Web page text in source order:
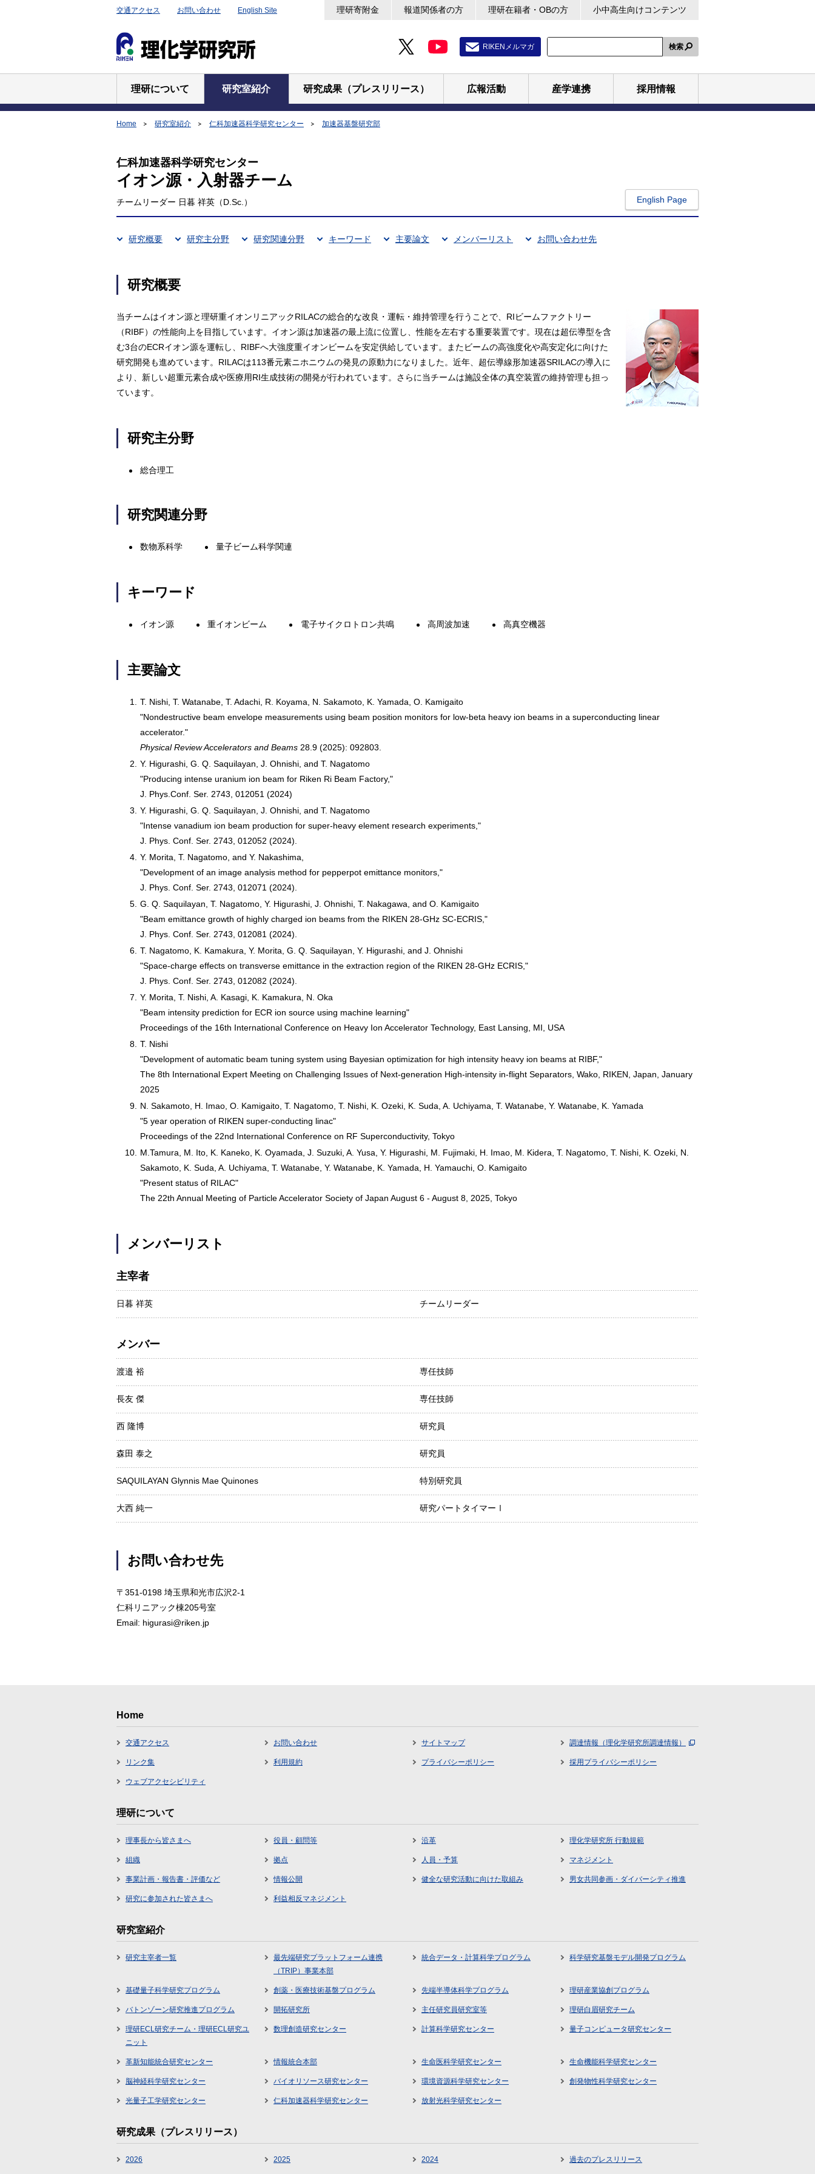
交通アクセス お問い合わせ English Site 理研寄附金 報道関係者の方 理研在籍者・OBの方 小中高生向けコンテンツ
RIKENメルマガ 検索
理研について 研究室紹介 研究成果（プレスリリース） 広報活動 産学連携 採用情報
Home 研究室紹介 仁科加速器科学研究センター 加速器基盤研究部
仁科加速器科学研究センター
イオン源・入射器チーム
チームリーダー 日暮 祥英（D.Sc.） English Page
研究概要 研究主分野 研究関連分野 キーワード 主要論文 メンバーリスト お問い合わせ先
研究概要
当チームはイオン源と理研重イオンリニアックRILACの総合的な改良・運転・維持管理を行うことで、RIビームファクトリー
（RIBF）の性能向上を目指しています。イオン源は加速器の最上流に位置し、性能を左右する重要装置です。現在は超伝導型を含
む3台のECRイオン源を運転し、RIBFへ大強度重イオンビームを安定供給しています。またビームの高強度化や高安定化に向けた
研究開発も進めています。RILACは113番元素ニホニウムの発見の原動力になりました。近年、超伝導線形加速器SRILACの導入に
より、新しい超重元素合成や医療用RI生成技術の開発が行われています。さらに当チームは施設全体の真空装置の維持管理も担っ
ています。
研究主分野
総合理工
研究関連分野
数物系科学 量子ビーム科学関連
キーワード
イオン源 重イオンビーム 電子サイクロトロン共鳴 高周波加速 高真空機器
主要論文
1.
T. Nishi, T. Watanabe, T. Adachi, R. Koyama, N. Sakamoto, K. Yamada, O. Kamigaito
"Nondestructive beam envelope measurements using beam position monitors for low-beta heavy ion beams in a superconducting linear
accelerator."
Physical Review Accelerators and Beams 28.9 (2025): 092803.
2.
Y. Higurashi, G. Q. Saquilayan, J. Ohnishi, and T. Nagatomo
"Producing intense uranium ion beam for Riken Ri Beam Factory,"
J. Phys.Conf. Ser. 2743, 012051 (2024)
3.
Y. Higurashi, G. Q. Saquilayan, J. Ohnishi, and T. Nagatomo
"Intense vanadium ion beam production for super-heavy element research experiments,"
J. Phys. Conf. Ser. 2743, 012052 (2024).
4. Y. Morita, T. Nagatomo, and Y. Nakashima,
"Development of an image analysis method for pepperpot emittance monitors,"
J. Phys. Conf. Ser. 2743, 012071 (2024).
5. G. Q. Saquilayan, T. Nagatomo, Y. Higurashi, J. Ohnishi, T. Nakagawa, and O. Kamigaito
"Beam emittance growth of highly charged ion beams from the RIKEN 28-GHz SC-ECRIS,"
J. Phys. Conf. Ser. 2743, 012081 (2024).
6. T. Nagatomo, K. Kamakura, Y. Morita, G. Q. Saquilayan, Y. Higurashi, and J. Ohnishi
"Space-charge effects on transverse emittance in the extraction region of the RIKEN 28-GHz ECRIS,"
J. Phys. Conf. Ser. 2743, 012082 (2024).
7.
Y. Morita, T. Nishi, A. Kasagi, K. Kamakura, N. Oka
"Beam intensity prediction for ECR ion source using machine learning"
Proceedings of the 16th International Conference on Heavy Ion Accelerator Technology, East Lansing, MI, USA
8. T. Nishi
"Development of automatic beam tuning system using Bayesian optimization for high intensity heavy ion beams at RIBF,"
The 8th International Expert Meeting on Challenging Issues of Next-generation High-intensity in-flight Separators, Wako, RIKEN, Japan, January
2025
9.
N. Sakamoto, H. Imao, O. Kamigaito, T. Nagatomo, T. Nishi, K. Ozeki, K. Suda, A. Uchiyama, T. Watanabe, Y. Watanabe, K. Yamada
"5 year operation of RIKEN super-conducting linac"
Proceedings of the 22nd International Conference on RF Superconductivity, Tokyo
10.
M.Tamura, M. Ito, K. Kaneko, K. Oyamada, J. Suzuki, A. Yusa, Y. Higurashi, M. Fujimaki, H. Imao, M. Kidera, T. Nagatomo, T. Nishi, K. Ozeki, N.
Sakamoto, K. Suda, A. Uchiyama, T. Watanabe, Y. Watanabe, K. Yamada, H. Yamauchi, O. Kamigaito
"Present status of RILAC"
The 22th Annual Meeting of Particle Accelerator Society of Japan August 6 - August 8, 2025, Tokyo
メンバーリスト
主宰者
日暮 祥英 チームリーダー
メンバー
渡邉 裕 専任技師
長友 傑 専任技師
西 隆博 研究員
森田 泰之 研究員
SAQUILAYAN Glynnis Mae Quinones 特別研究員
大西 純一 研究パートタイマーⅠ
お問い合わせ先
〒351-0198 埼玉県和光市広沢2-1
仁科リニアック棟205号室
Email: higurasi@riken.jp
Home
交通アクセス お問い合わせ サイトマップ 調達情報（理化学研究所調達情報）
リンク集 利用規約 プライバシーポリシー 採用プライバシーポリシー
ウェブアクセシビリティ
理研について
理事長から皆さまへ 役員・顧問等 沿革 理化学研究所 行動規範
組織 拠点 人員・予算 マネジメント
事業計画・報告書・評価など 情報公開 健全な研究活動に向けた取組み 男女共同参画・ダイバーシティ推進
研究に参加された皆さまへ 利益相反マネジメント
研究室紹介
研究主宰者一覧
最先端研究プラットフォーム連携
（TRIP）事業本部
統合データ・計算科学プログラム 科学研究基盤モデル開発プログラム
基礎量子科学研究プログラム 創薬・医療技術基盤プログラム 先端半導体科学プログラム 理研産業協創プログラム
バトンゾーン研究推進プログラム 開拓研究所 主任研究員研究室等 理研白眉研究チーム
理研ECL研究チーム・理研ECL研究ユ
ニット
数理創造研究センター 計算科学研究センター 量子コンピュータ研究センター
革新知能統合研究センター 情報統合本部 生命医科学研究センター 生命機能科学研究センター
脳神経科学研究センター バイオリソース研究センター 環境資源科学研究センター 創発物性科学研究センター
光量子工学研究センター 仁科加速器科学研究センター 放射光科学研究センター
研究成果（プレスリリース）
2026 2025 2024 過去のプレスリリース